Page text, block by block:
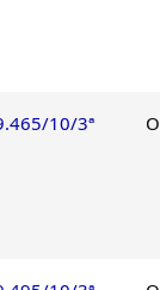
10/3ª O